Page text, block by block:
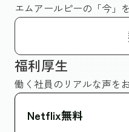
エムアールピーの「今」
福利厚生
働く社員のリアルな声を
Netflix無料